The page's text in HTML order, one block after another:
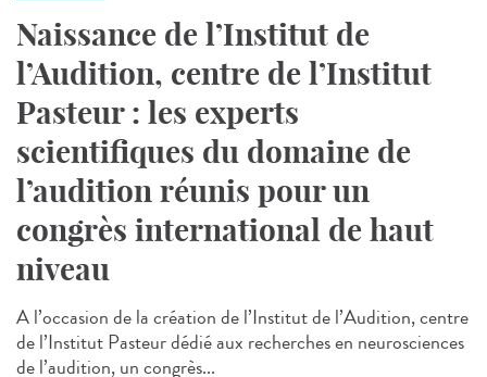
Naissance de l’Institut de
l’Audition, centre de l’Institut
Pasteur : les experts
scientifiques du domaine de
l’audition réunis pour un
congrès international de haut
niveau
A l’occasion de la création de l’Institut de l’Audition, centre
de l’Institut Pasteur dédié aux recherches en neurosciences
de l’audition, un congrès...